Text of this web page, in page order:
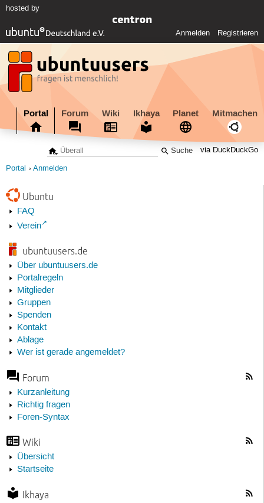
hosted by
Anmelden Registrieren
Portal Forum Wiki Ikhaya Planet Mitmachen
via DuckDuckGo
Portal Anmelden
Ubuntu
FAQ
Verein
ubuntuusers.de
Über ubuntuusers.de
Portalregeln
Mitglieder
Gruppen
Spenden
Kontakt
Ablage
Wer ist gerade angemeldet?
Forum
Kurzanleitung
Richtig fragen
Foren-Syntax
Wiki
Übersicht
Startseite
Ikhaya